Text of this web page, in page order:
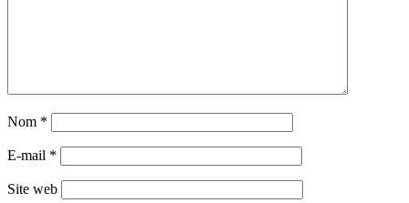
Nom *
E-mail *
Site web